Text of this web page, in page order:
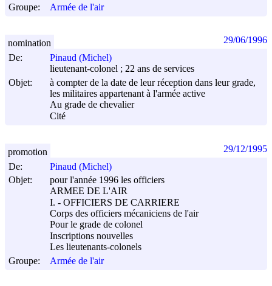
Groupe:
Armée de l'air
De:
Pinaud (Michel)
lieutenant-colonel ; 22 ans de services
Objet:
à compter de la date de leur réception dans leur grade,
les militaires appartenant à l'armée active
Au grade de chevalier
Cité
nomination 29/06/1996
De:
Pinaud (Michel)
Objet:
pour l'année 1996 les officiers
ARMEE DE L'AIR
I. - OFFICIERS DE CARRIERE
Corps des officiers mécaniciens de l'air
Pour le grade de colonel
Inscriptions nouvelles
Les lieutenants-colonels
Groupe:
Armée de l'air
promotion 29/12/1995